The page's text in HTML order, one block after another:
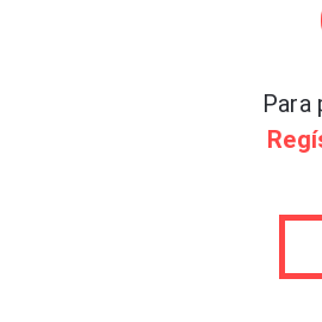
una trayectoria horadada en
En su encuentro con
y el batería
insalvable. Pero se
verla. Y la siguieron,
Para